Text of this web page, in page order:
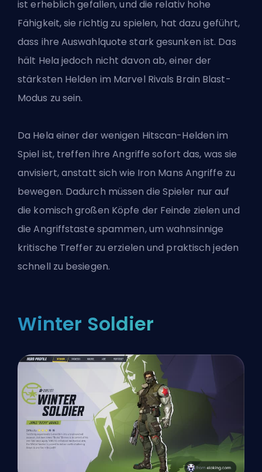
ist erheblich gefallen, und die relativ hohe
Fähigkeit, sie richtig zu spielen, hat dazu geführt,
dass ihre Auswahlquote stark gesunken ist. Das
hält Hela jedoch nicht davon ab, einer der
stärksten Helden im Marvel Rivals Brain Blast-
Modus zu sein.
Da Hela einer der wenigen Hitscan-Helden im
Spiel ist, treffen ihre Angriffe sofort das, was sie
anvisiert, anstatt sich wie Iron Mans Angriffe zu
bewegen. Dadurch müssen die Spieler nur auf
die komisch großen Köpfe der Feinde zielen und
die Angriffstaste spammen, um wahnsinnige
kritische Treffer zu erzielen und praktisch jeden
schnell zu besiegen.
Winter Soldier